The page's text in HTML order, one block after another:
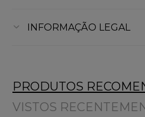
INFORMAÇÃO LEGAL
PRODUTOS
VISTOS